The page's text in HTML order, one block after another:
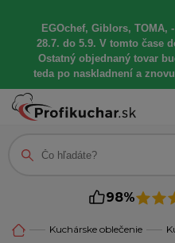
EGOchef, Giblors, TOMA,
28.7. do 5.9. V tomto čase
Ostatný objednaný tovar
teda po naskladnení a
98%
Kuchárske oblečenie